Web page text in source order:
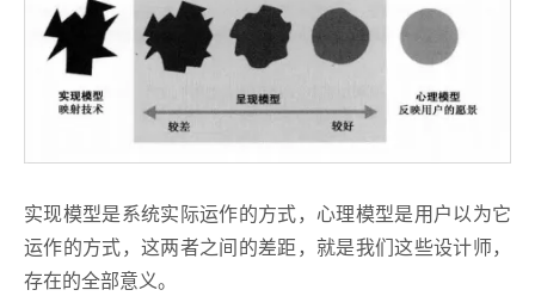
实现模型是系统实际运作的方式，心理模型是用户以为它
运作的方式，这两者之间的差距，就是我们这些设计师，
存在的全部意义。